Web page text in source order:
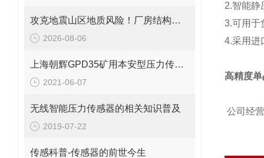
攻克地震山区地质风险！厂房结构在线安全监测解决方案应用。
2026-08-06
上海朝辉GPD35矿用本安型压力传感器
2021-06-07
无线智能压力传感器的相关知识普及
2019-07-22
传感科普-传感器的前世今生
2.智能静
3.可用于
4.采用进
高精度
公司经